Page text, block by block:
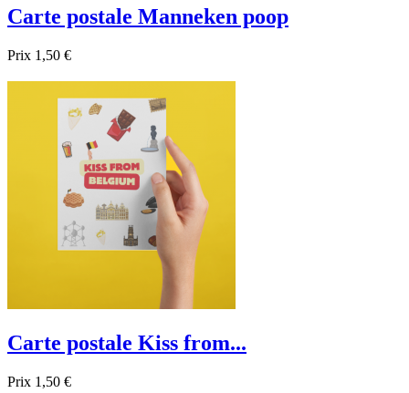
Carte postale Manneken poop
Prix 1,50 €
Aperçu rapide
Carte postale Kiss from...
Prix 1,50 €